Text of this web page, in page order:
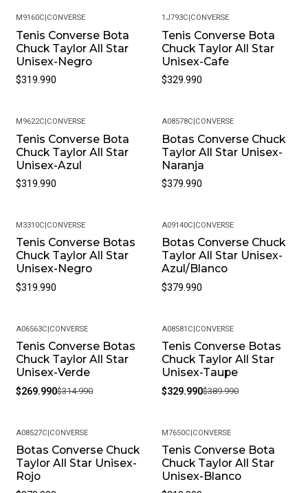
M9160C|CONVERSE
Tenis Converse Bota
Chuck Taylor All Star
Unisex-Negro
$319.990
1J793C|CONVERSE
Tenis Converse Bota
Chuck Taylor All Star
Unisex-Cafe
$329.990
M9622C|CONVERSE
Tenis Converse Bota
Chuck Taylor All Star
Unisex-Azul
$319.990
A08578C|CONVERSE
Botas Converse Chuck
Taylor All Star Unisex-
Naranja
$379.990
M3310C|CONVERSE
Tenis Converse Botas
Chuck Taylor All Star
Unisex-Negro
$319.990
A09140C|CONVERSE
Botas Converse Chuck
Taylor All Star Unisex-
Azul/Blanco
$379.990
-14%
A06563C|CONVERSE
Tenis Converse Botas
Chuck Taylor All Star
Unisex-Verde
$269.990$314.990
-15%
A08581C|CONVERSE
Tenis Converse Botas
Chuck Taylor All Star
Unisex-Taupe
$329.990$389.990
A08527C|CONVERSE
Botas Converse Chuck
Taylor All Star Unisex-
Rojo
M7650C|CONVERSE
Tenis Converse Bota
Chuck Taylor All Star
Unisex-Blanco